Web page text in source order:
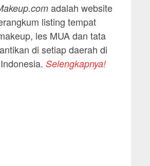
adalah website
listing tempat
les MUA dan tata
di setiap daerah di
Selengkapnya!